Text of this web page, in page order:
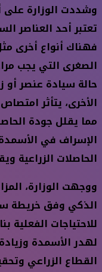
وشددت الوزارة على
تعتبر أحد العناصر
فهناك أنواع أخرى
الصغرى التي يجب
حالة سيادة عنصر
الأخرى، يتأثر
مما يقلل جودة
الإسراف في
الحاصلات الزراعية
ووجهت الوزارة،
الذكي وفق خريطة
للاحتياجات الفعلية
لهدر الأسمدة
القطاع الزراعي